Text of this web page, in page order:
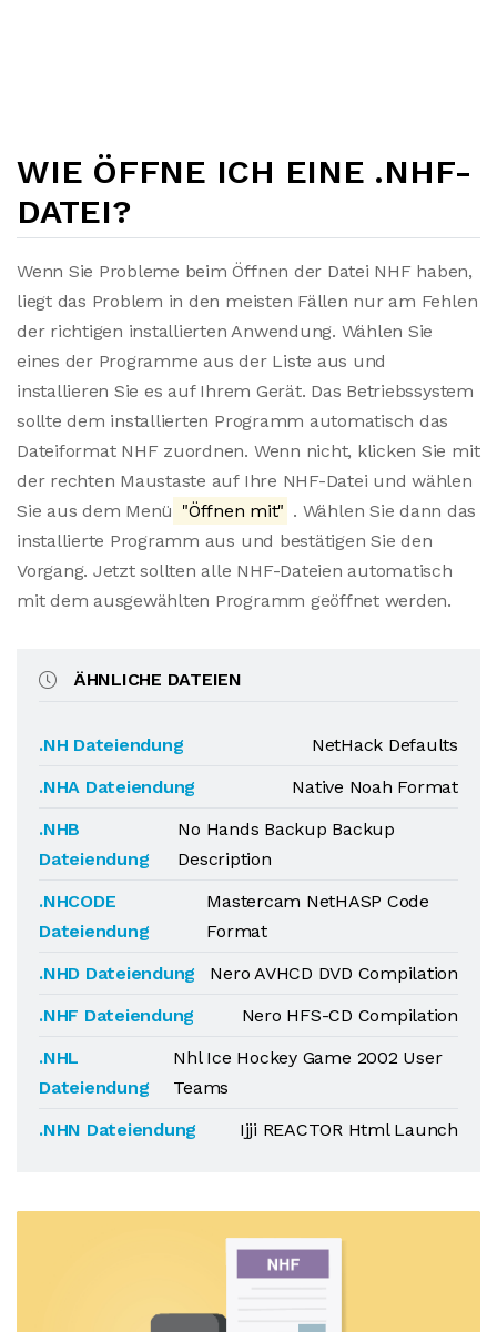
WIE ÖFFNE ICH EINE .NHF-
DATEI?
Wenn Sie Probleme beim Öffnen der Datei NHF haben,
liegt das Problem in den meisten Fällen nur am Fehlen
der richtigen installierten Anwendung. Wählen Sie
eines der Programme aus der Liste aus und
installieren Sie es auf Ihrem Gerät. Das Betriebssystem
sollte dem installierten Programm automatisch das
Dateiformat NHF zuordnen. Wenn nicht, klicken Sie mit
der rechten Maustaste auf Ihre NHF-Datei und wählen
Sie aus dem Menü "Öffnen mit" . Wählen Sie dann das
installierte Programm aus und bestätigen Sie den
Vorgang. Jetzt sollten alle NHF-Dateien automatisch
mit dem ausgewählten Programm geöffnet werden.
ÄHNLICHE DATEIEN
.NH Dateiendung
NetHack Defaults
.NHA Dateiendung
Native Noah Format
.NHB
Dateiendung
No Hands Backup Backup
Description
.NHCODE
Dateiendung
Mastercam NetHASP Code
Format
.NHD Dateiendung
Nero AVHCD DVD Compilation
.NHF Dateiendung
Nero HFS-CD Compilation
.NHL
Dateiendung
Nhl Ice Hockey Game 2002 User
Teams
.NHN Dateiendung
Ijji REACTOR Html Launch